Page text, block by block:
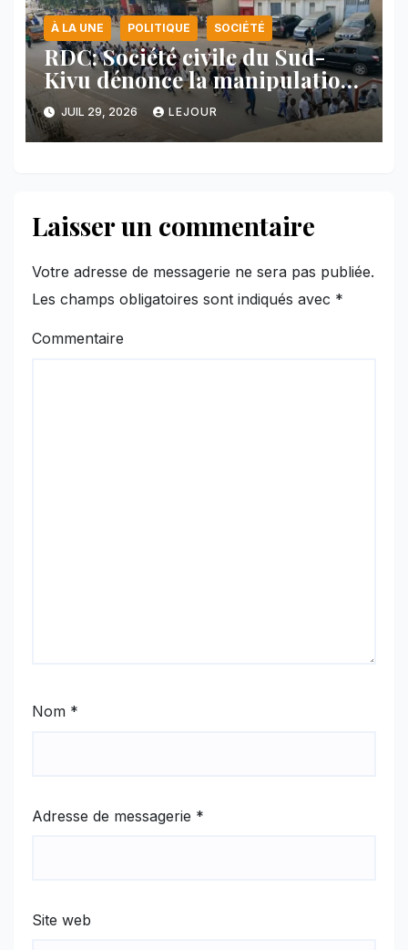
À LA UNE POLITIQUE SOCIÉTÉ
RDC: Société civile du Sud-
Kivu dénonce la manipulation
des manifestations par
l’AFC/M23
JUIL 29, 2026 LEJOUR
Laisser un commentaire
Votre adresse de messagerie ne sera pas publiée.
Les champs obligatoires sont indiqués avec *
Commentaire
Nom *
Adresse de messagerie *
Site web